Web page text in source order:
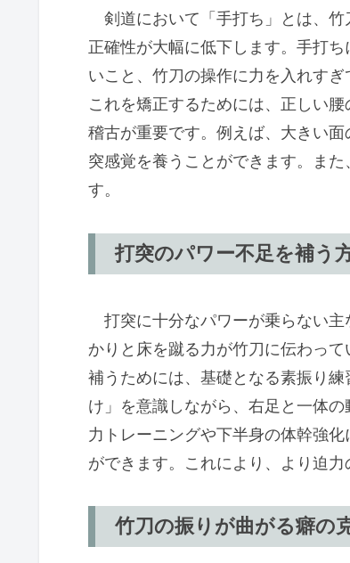
剣道において「手打ち」とは、竹
正確性が大幅に低下します。手打
いこと、竹刀の操作に力を入れす
これを矯正するためには、正しい
稽古が重要です。例えば、大きい
突感覚を養うことができます。ま
す。
打突のパワー不足を補う
打突に十分なパワーが乗らない主
かりと床を蹴る力が竹刀に伝わっ
補うためには、基礎となる素振り
け」を意識しながら、右足と一体
力トレーニングや下半身の体幹強
ができます。これにより、より迫力
竹刀の振りが曲がる癖の